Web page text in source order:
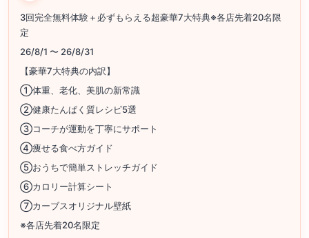
3回完全無料体験＋必ずもらえる超豪華7大特典※各店先着20名限
定
26/8/1 〜 26/8/31
【豪華7大特典の内訳】
①体重、老化、美肌の新常識
②健康たんぱく質レシピ5選
③コーチが運動を丁寧にサポート
④痩せる食べ方ガイド
⑤おうちで簡単ストレッチガイド
⑥カロリー計算シート
⑦カーブスオリジナル壁紙
※各店先着20名限定